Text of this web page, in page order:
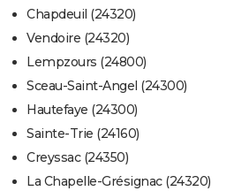
Chapdeuil (24320)
Vendoire (24320)
Lempzours (24800)
Sceau-Saint-Angel (24300)
Hautefaye (24300)
Sainte-Trie (24160)
Creyssac (24350)
La Chapelle-Grésignac (24320)